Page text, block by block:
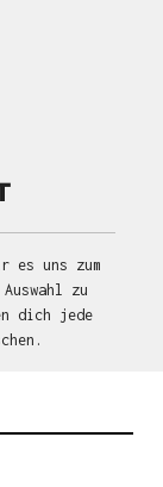
es uns zum
zu
dich jede